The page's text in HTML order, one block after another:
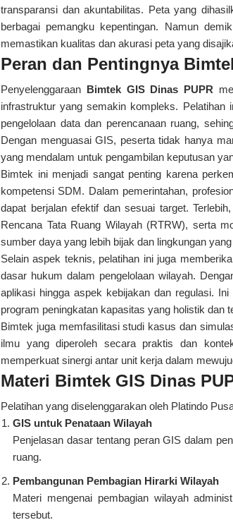
transparansi dan akuntabilitas. Peta yang
berbagai pemangku kepentingan. Namun
memastikan kualitas dan akurasi peta yang
Peran dan Pentingnya
Penyelenggaraan Bimtek GIS Dinas PUPR
infrastruktur yang semakin kompleks.
pengelolaan data dan perencanaan ruang,
Dengan menguasai GIS, peserta tidak hanya
yang mendalam untuk pengambilan keputusan
Bimtek ini menjadi sangat penting karena
kompetensi SDM. Dalam pemerintahan,
dapat berjalan efektif dan sesuai target.
Rencana Tata Ruang Wilayah (RTRW), serta
sumber daya yang lebih bijak dan lingkungan
Selain aspek teknis, pelatihan ini juga
dasar hukum dalam pengelolaan wilayah.
aplikasi hingga aspek kebijakan dan regulasi.
program peningkatan kapasitas yang holistik dan
Bimtek juga memfasilitasi studi kasus dan
ilmu yang diperoleh secara praktis dan
memperkuat sinergi antar unit kerja dalam
Materi Bimtek GIS Dinas
Pelatihan yang diselenggarakan oleh Platindo
GIS untuk Penataan Wilayah
Penjelasan dasar tentang peran GIS dalam
ruang.
Pembangunan Pembagian Hirarki Wilayah
Materi mengenai pembagian wilayah
tersebut.